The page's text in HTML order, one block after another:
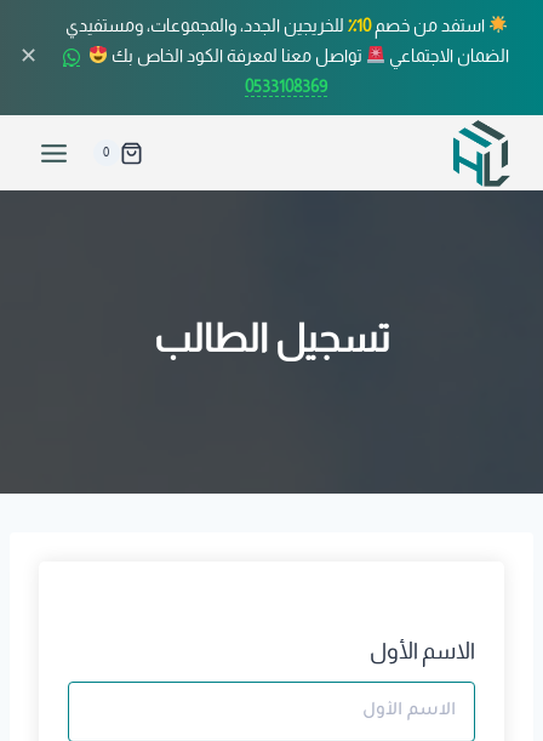
استفد من خصم10٪
للخريجين الجدد، والمجموعات، ومستفيدي
الضمان الاجتماعي
تواصل معنا لمعرفة الكود الخاص بك
0533108369
✕
0
تسجيل الطالب
الاسم الأول